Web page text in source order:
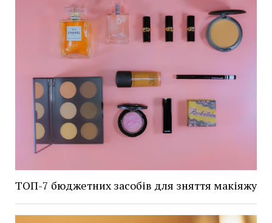
ТОП-7 бюджетних засобів для зняття макіяжу